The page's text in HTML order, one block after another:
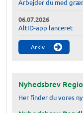
Arbejder du med
06.07.2026
AltID-app lanceret
Arkiv
Nyhedsbrev
Her finder du vores